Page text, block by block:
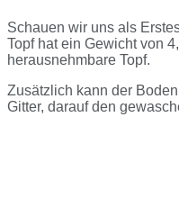
Schauen wir uns als
Topf hat ein Gewicht von
herausnehmbare Topf.
Zusätzlich kann der
Gitter, darauf den